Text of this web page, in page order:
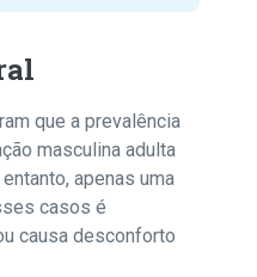
que a prevalência
masculina adulta
apenas uma
casos é
causa desconforto